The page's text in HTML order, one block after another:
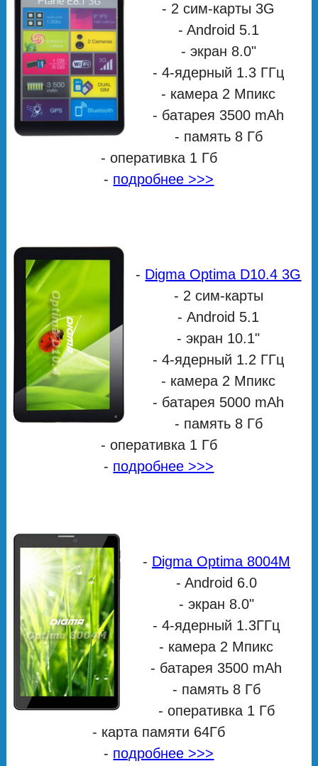
- 2 сим-карты 3G
- Android 5.1
- экран 8.0"
- 4-ядерный 1.3 ГГц
- камера 2 Мпикс
- батарея 3500 mAh
- память 8 Гб
- оперативка 1 Гб
- подробнее >>>
- Digma Optima D10.4 3G
- 2 сим-карты
- Android 5.1
- экран 10.1"
- 4-ядерный 1.2 ГГц
- камера 2 Мпикс
- батарея 5000 mAh
- память 8 Гб
- оперативка 1 Гб
- подробнее >>>
- Digma Optima 8004M
- Android 6.0
- экран 8.0"
- 4-ядерный 1.3ГГц
- камера 2 Мпикс
- батарея 3500 mAh
- память 8 Гб
- оперативка 1 Гб
- карта памяти 64Гб
- подробнее >>>